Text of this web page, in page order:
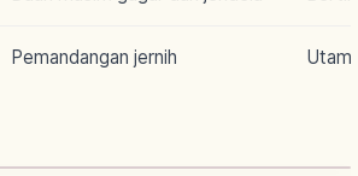
Pemandangan jernih